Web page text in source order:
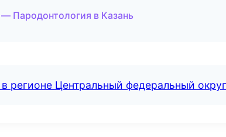
Пародонтология в Казань
регионе Центральный федеральный округ